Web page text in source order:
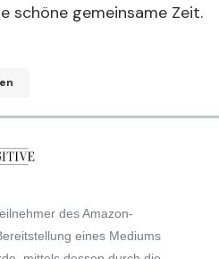
schöne gemeinsame Zeit.
nicht veröffentlicht.
des Amazon-
eines Mediums